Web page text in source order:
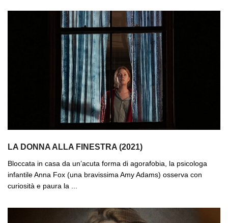
LA DONNA ALLA FINESTRA (2021)
Bloccata in casa da un’acuta forma di agorafobia, la psicologa
infantile Anna Fox (una bravissima Amy Adams) osserva con
curiosità e paura la ...